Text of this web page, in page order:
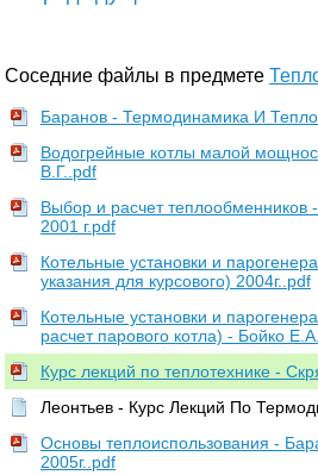
Соседние файлы в предмете
Баранов - Термодинамика И
Водогрейные котлы малой
В.Г..pdf
Выбор и расчет теплообменников
2001 г.pdf
Котельные установки и
указания для курсового) 2004г..pdf
Котельные установки и
расчет парового котла) - Бойко
Курс лекций по теплотехнике -
Леонтьев - Курс Лекций По
Основы теплоиспользования -
2005г..pdf